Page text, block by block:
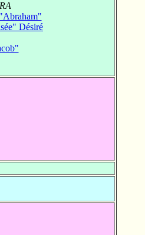
Désiré